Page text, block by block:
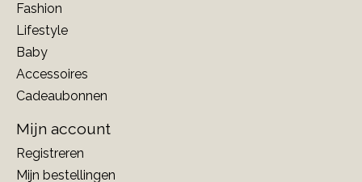
Fashion
Lifestyle
Baby
Accessoires
Cadeaubonnen
Mijn account
Registreren
Mijn bestellingen